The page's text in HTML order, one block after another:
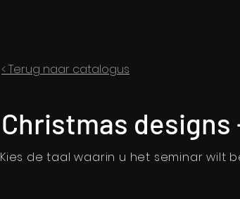
< Terug naar catalogus
Christmas designs
Kies de taal waarin u het seminar wilt